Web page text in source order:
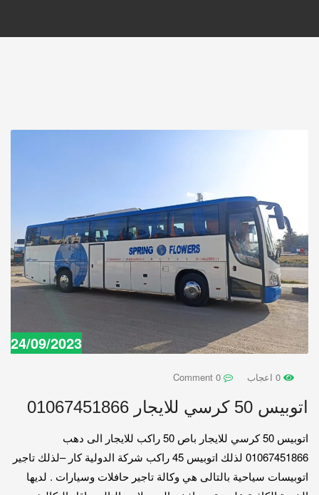
24/09/2023
اتوبيس 50 كرسي للايجار 01067451866
اتوبيس 50 كرسي للايجار باص 50 راكب للايجار الى دهب
01067451866 لذلك اتوبيس 45 راكب شركة الدولية كار –لذلك تاجير
اتوبيسات سياحية بالتالى هي وكالة تاجير حافلات وسيارات . لديها